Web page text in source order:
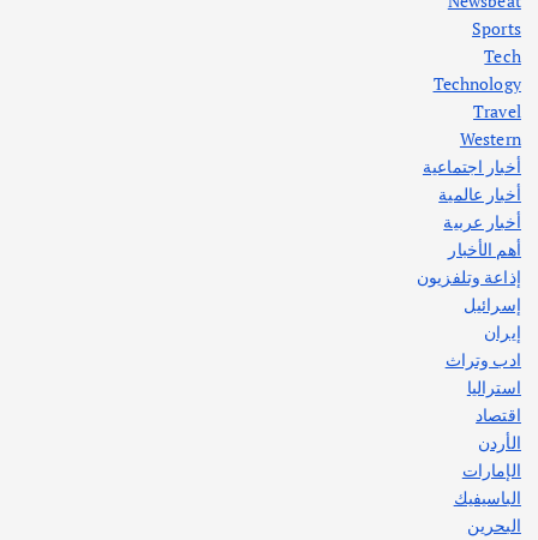
أهم الأخبار
اختتام ورشة السينوغرافيا في مدينة كلباء الاماراتية
أغسطس 3, 2026
Sports
Tech
Technology
Travel
Western
أخبار اجتماعية
أخبار عالمية
أخبار عربية
أهم الأخبار
إذاعة وتلفزيون
إسرائيل
إيران
ادب وتراث
استراليا
اقتصاد
الأردن
الإمارات
الباسيفيك
البحرين